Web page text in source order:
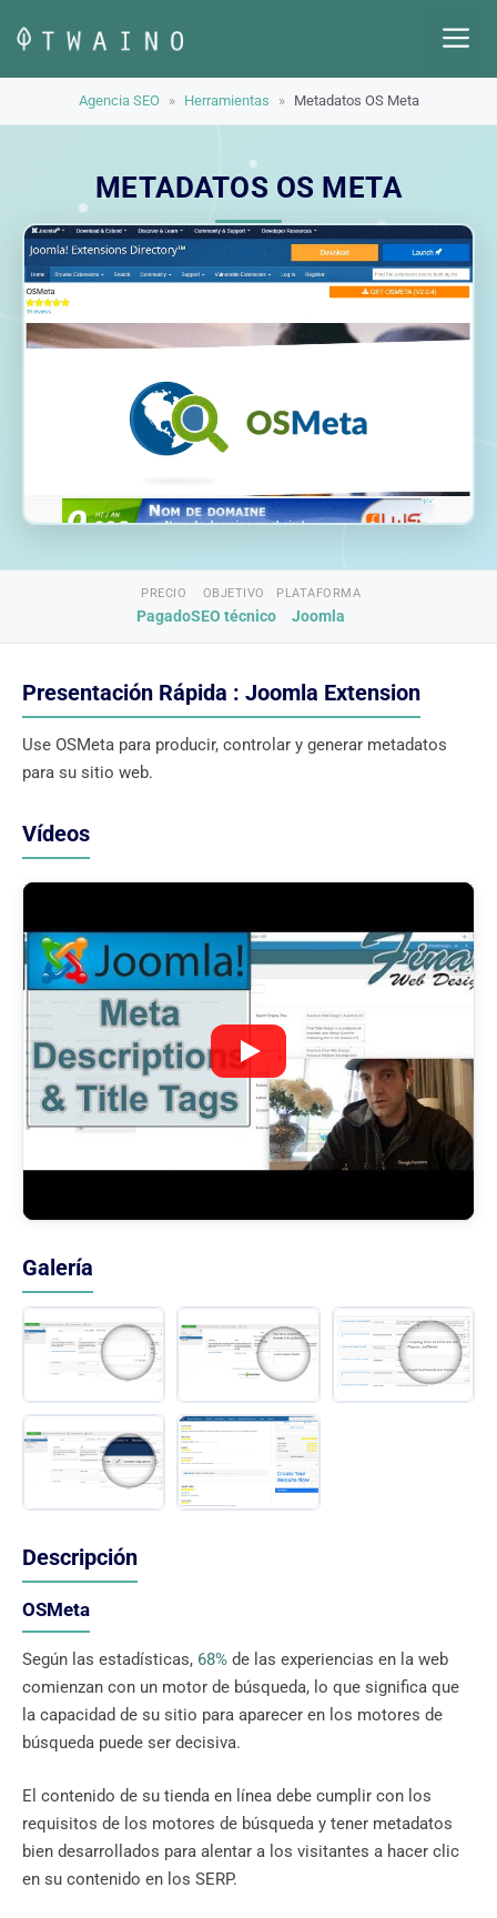
contenido
Agencia SEO » Herramientas » Metadatos OS Meta
METADATOS OS META
PRECIO
Pagado
OBJETIVO
SEO técnico
PLATAFORMA
Joomla
Presentación Rápida : Joomla Extension
Use OSMeta para producir, controlar y generar metadatos
para su sitio web.
Vídeos
Galería
Descripción
OSMeta
Según las estadísticas, 68% de las experiencias en la web
comienzan con un motor de búsqueda, lo que significa que
la capacidad de su sitio para aparecer en los motores de
búsqueda puede ser decisiva.
El contenido de su tienda en línea debe cumplir con los
requisitos de los motores de búsqueda y tener metadatos
bien desarrollados para alentar a los visitantes a hacer clic
en su contenido en los SERP.